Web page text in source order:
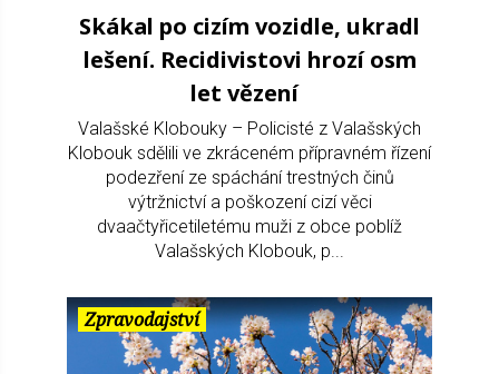
Skákal po cizím vozidle, ukradl
lešení. Recidivistovi hrozí osm
let vězení
Valašské Klobouky – Policisté z Valašských
Klobouk sdělili ve zkráceném přípravném řízení
podezření ze spáchání trestných činů
výtržnictví a poškození cizí věci
dvaačtyřicetiletému muži z obce poblíž
Valašských Klobouk, p...
Zpravodajství